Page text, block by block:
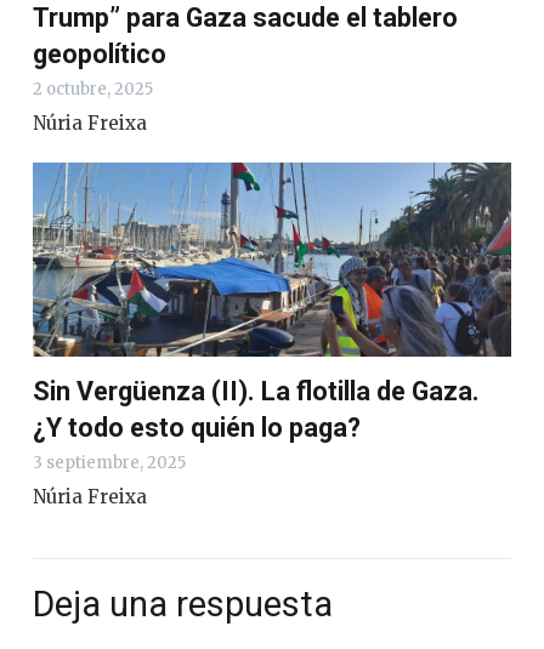
Trump” para Gaza sacude el tablero
geopolítico
2 octubre, 2025
Núria Freixa
Sin Vergüenza (II). La flotilla de Gaza.
¿Y todo esto quién lo paga?
3 septiembre, 2025
Núria Freixa
Deja una respuesta